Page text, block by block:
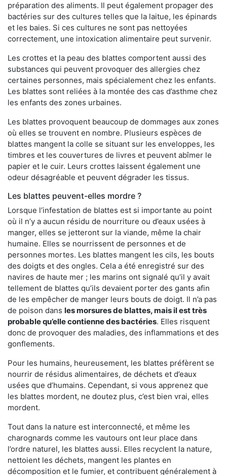
préparation des aliments. Il peut également propager des
bactéries sur des cultures telles que la laitue, les épinards
et les baies. Si ces cultures ne sont pas nettoyées
correctement, une intoxication alimentaire peut survenir.
Les crottes et la peau des blattes comportent aussi des
substances qui peuvent provoquer des allergies chez
certaines personnes, mais spécialement chez les enfants.
Les blattes sont reliées à la montée des cas d’asthme chez
les enfants des zones urbaines.
Les blattes provoquent beaucoup de dommages aux zones
où elles se trouvent en nombre. Plusieurs espèces de
blattes mangent la colle se situant sur les enveloppes, les
timbres et les couvertures de livres et peuvent abîmer le
papier et le cuir. Leurs crottes laissent également une
odeur désagréable et peuvent dégrader les tissus.
Les blattes peuvent-elles mordre ?
Lorsque l’infestation de blattes est si importante au point
où il n’y a aucun résidu de nourriture ou d’eaux usées à
manger, elles se jetteront sur la viande, même la chair
humaine. Elles se nourrissent de personnes et de
personnes mortes. Les blattes mangent les cils, les bouts
des doigts et des ongles. Cela a été enregistré sur des
navires de haute mer ; les marins ont signalé qu’il y avait
tellement de blattes qu’ils devaient porter des gants afin
de les empêcher de manger leurs bouts de doigt. Il n’a pas
de poison dans les morsures de blattes, mais il est très
probable qu’elle contienne des bactéries. Elles risquent
donc de provoquer des maladies, des inflammations et des
gonflements.
Pour les humains, heureusement, les blattes préfèrent se
nourrir de résidus alimentaires, de déchets et d’eaux
usées que d’humains. Cependant, si vous apprenez que
les blattes mordent, ne doutez plus, c’est bien vrai, elles
mordent.
Tout dans la nature est interconnecté, et même les
charognards comme les vautours ont leur place dans
l’ordre naturel, les blattes aussi. Elles recyclent la nature,
nettoient les déchets, mangent les plantes en
décomposition et le fumier, et contribuent généralement à